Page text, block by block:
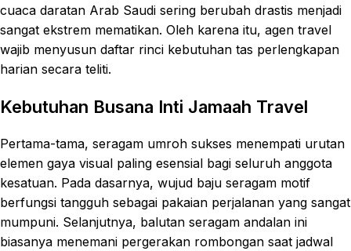
cuaca daratan Arab Saudi sering berubah drastis menjadi
sangat ekstrem mematikan. Oleh karena itu, agen travel
wajib menyusun daftar rinci kebutuhan tas perlengkapan
harian secara teliti.
Kebutuhan Busana Inti Jamaah Travel
Pertama-tama, seragam umroh sukses menempati urutan
elemen gaya visual paling esensial bagi seluruh anggota
kesatuan. Pada dasarnya, wujud baju seragam motif
berfungsi tangguh sebagai pakaian perjalanan yang sangat
mumpuni. Selanjutnya, balutan seragam andalan ini
biasanya menemani pergerakan rombongan saat jadwal